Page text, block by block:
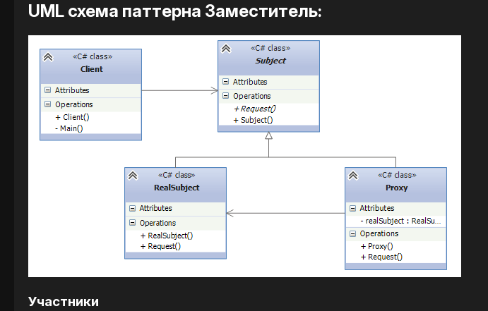
UML схема паттерна Заместитель​:
Участники